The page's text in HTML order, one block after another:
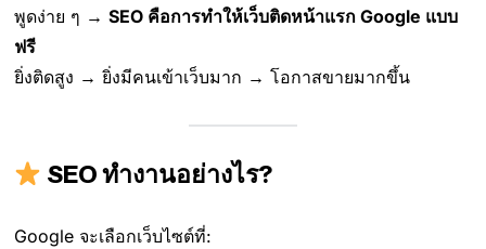
พูดง่าย ๆ → SEO คือการทำให้เว็บติดหน้าแรก Google แบบ
ฟรี
ยิ่งติดสูง → ยิ่งมีคนเข้าเว็บมาก → โอกาสขายมากขึ้น
SEO ทำงานอย่างไร?
Google จะเลือกเว็บไซต์ที่: